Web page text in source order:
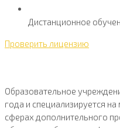
Дистанционное
Проверить лицензию
Образовательное
года и специализируется
сферах дополнительного